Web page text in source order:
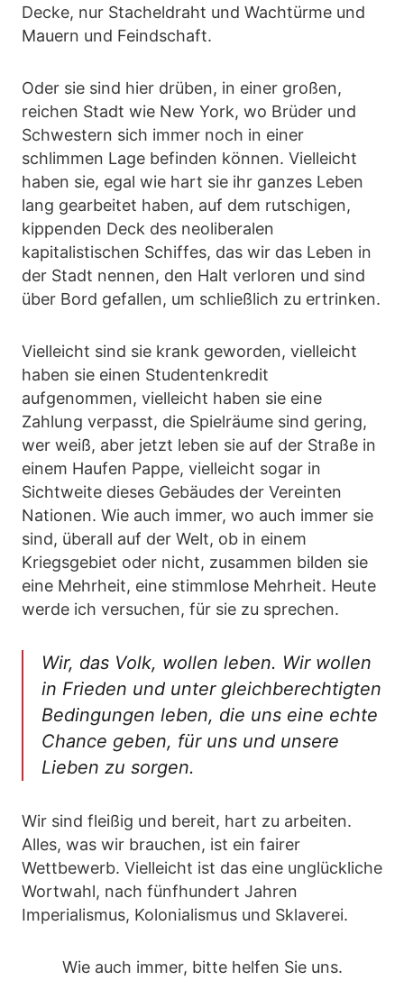
Decke, nur Stacheldraht und Wachtürme und
Mauern und Feindschaft.
Oder sie sind hier drüben, in einer großen,
reichen Stadt wie New York, wo Brüder und
Schwestern sich immer noch in einer
schlimmen Lage befinden können. Vielleicht
haben sie, egal wie hart sie ihr ganzes Leben
lang gearbeitet haben, auf dem rutschigen,
kippenden Deck des neoliberalen
kapitalistischen Schiffes, das wir das Leben in
der Stadt nennen, den Halt verloren und sind
über Bord gefallen, um schließlich zu ertrinken.
Vielleicht sind sie krank geworden, vielleicht
haben sie einen Studentenkredit
aufgenommen, vielleicht haben sie eine
Zahlung verpasst, die Spielräume sind gering,
wer weiß, aber jetzt leben sie auf der Straße in
einem Haufen Pappe, vielleicht sogar in
Sichtweite dieses Gebäudes der Vereinten
Nationen. Wie auch immer, wo auch immer sie
sind, überall auf der Welt, ob in einem
Kriegsgebiet oder nicht, zusammen bilden sie
eine Mehrheit, eine stimmlose Mehrheit. Heute
werde ich versuchen, für sie zu sprechen.
Wir, das Volk, wollen leben. Wir wollen
in Frieden und unter gleichberechtigten
Bedingungen leben, die uns eine echte
Chance geben, für uns und unsere
Lieben zu sorgen.
Wir sind fleißig und bereit, hart zu arbeiten.
Alles, was wir brauchen, ist ein fairer
Wettbewerb. Vielleicht ist das eine unglückliche
Wortwahl, nach fünfhundert Jahren
Imperialismus, Kolonialismus und Sklaverei.
Wie auch immer, bitte helfen Sie uns.